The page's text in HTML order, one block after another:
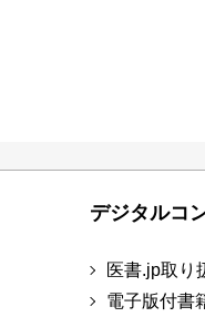
デジタルコ
医書.jp取り
電子版付書